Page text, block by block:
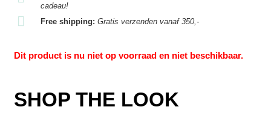
cadeau!
Free shipping: Gratis verzenden vanaf 350,-
Dit product is nu niet op voorraad en niet beschikbaar.
SHOP THE LOOK